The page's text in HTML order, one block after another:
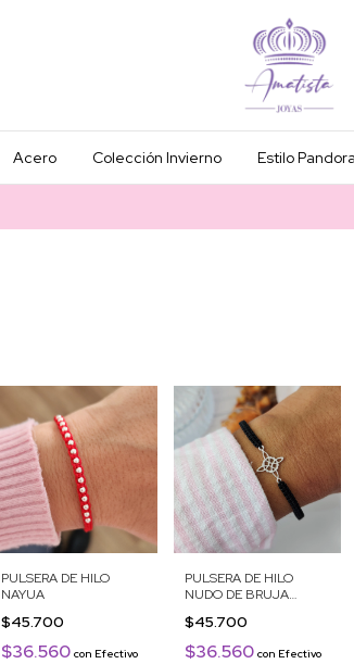
Acero Colección Invierno Estilo Pandora
PULSERA DE HILO
NAYUA
$45.700
$36.560 con Efectivo
PULSERA DE HILO
NUDO DE BRUJA
$45.700
$36.560 con Efectivo